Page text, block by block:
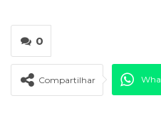
0
Compartilhar